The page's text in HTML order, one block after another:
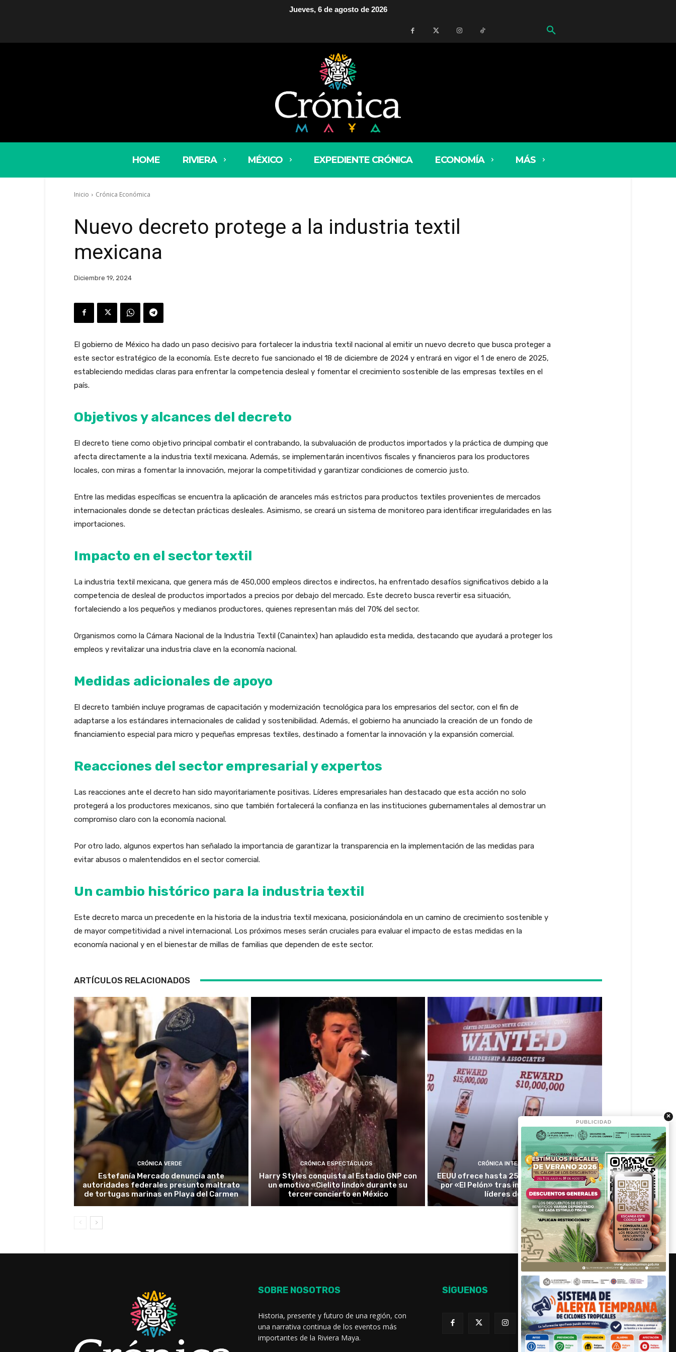
Jueves, 6 de agosto de 2026
HOME RIVIERA MÉXICO EXPEDIENTE CRÓNICA ECONOMÍA MÁS
Inicio Crónica Económica
Nuevo decreto protege a la industria textil
mexicana
Diciembre 19, 2024
El gobierno de México ha dado un paso decisivo para fortalecer la industria textil nacional al emitir un nuevo decreto que busca proteger a
este sector estratégico de la economía. Este decreto fue sancionado el 18 de diciembre de 2024 y entrará en vigor el 1 de enero de 2025,
estableciendo medidas claras para enfrentar la competencia desleal y fomentar el crecimiento sostenible de las empresas textiles en el
país.
Objetivos y alcances del decreto
El decreto tiene como objetivo principal combatir el contrabando, la subvaluación de productos importados y la práctica de dumping que
afecta directamente a la industria textil mexicana. Además, se implementarán incentivos fiscales y financieros para los productores
locales, con miras a fomentar la innovación, mejorar la competitividad y garantizar condiciones de comercio justo.
Entre las medidas específicas se encuentra la aplicación de aranceles más estrictos para productos textiles provenientes de mercados
internacionales donde se detectan prácticas desleales. Asimismo, se creará un sistema de monitoreo para identificar irregularidades en las
importaciones.
Impacto en el sector textil
La industria textil mexicana, que genera más de 450,000 empleos directos e indirectos, ha enfrentado desafíos significativos debido a la
competencia de desleal de productos importados a precios por debajo del mercado. Este decreto busca revertir esa situación,
fortaleciendo a los pequeños y medianos productores, quienes representan más del 70% del sector.
Organismos como la Cámara Nacional de la Industria Textil (Canaintex) han aplaudido esta medida, destacando que ayudará a proteger los
empleos y revitalizar una industria clave en la economía nacional.
Medidas adicionales de apoyo
El decreto también incluye programas de capacitación y modernización tecnológica para los empresarios del sector, con el fin de
adaptarse a los estándares internacionales de calidad y sostenibilidad. Además, el gobierno ha anunciado la creación de un fondo de
financiamiento especial para micro y pequeñas empresas textiles, destinado a fomentar la innovación y la expansión comercial.
Reacciones del sector empresarial y expertos
Las reacciones ante el decreto han sido mayoritariamente positivas. Líderes empresariales han destacado que esta acción no solo
protegerá a los productores mexicanos, sino que también fortalecerá la confianza en las instituciones gubernamentales al demostrar un
compromiso claro con la economía nacional.
Por otro lado, algunos expertos han señalado la importancia de garantizar la transparencia en la implementación de las medidas para
evitar abusos o malentendidos en el sector comercial.
Un cambio histórico para la industria textil
Este decreto marca un precedente en la historia de la industria textil mexicana, posicionándola en un camino de crecimiento sostenible y
de mayor competitividad a nivel internacional. Los próximos meses serán cruciales para evaluar el impacto de estas medidas en la
economía nacional y en el bienestar de millas de familias que dependen de este sector.
ARTÍCULOS RELACIONADOS
CRÓNICA VERDE
Estefanía Mercado denuncia ante
autoridades federales presunto maltrato
de tortugas marinas en Playa del Carmen
CRÓNICA ESPECTÁCULOS
Harry Styles conquista al Estadio GNP con
un emotivo «Cielito lindo» durante su
tercer concierto en México
CRÓNICA INTERNACIONAL
EEUU ofrece hasta 25 millones de dólares
por «El Pelón» tras imputar a presuntos
líderes del CJNG
SOBRE NOSOTROS
Historia, presente y futuro de una región, con
una narrativa continua de los eventos más
importantes de la Riviera Maya.
SÍGUENOS
×
PUBLICIDAD